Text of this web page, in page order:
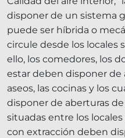
disponer de un sistema
puede ser híbrida o
circule desde los locales
ello, los comedores, los
estar deben disponer de
aseos, las cocinas y los
disponer de aberturas
situadas entre los
con extracción deben